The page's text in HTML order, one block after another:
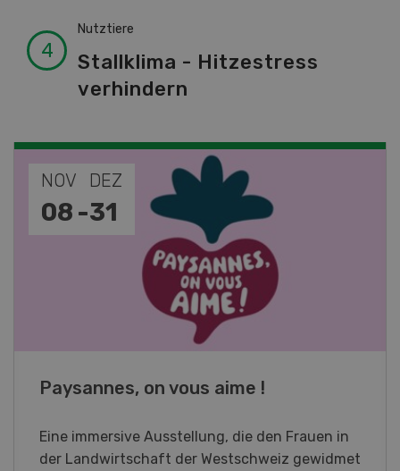
Nutztiere
Stallklima - Hitzestress
verhindern
NOV
19 -
JAN
28
Fachkurs Aquakultur
Sind Sie in der Fischzucht tätig oder
interessieren Sie sich für das Thema? In